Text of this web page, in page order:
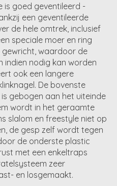
is goed geventileerd -
een geventileerde
de hele omtrek, inclusief
speciale moer en ring
waardoor de
indien nodig kan worden
ook een langere
De bovenste
gebogen aan het uiteinde
wordt in het geraamte
slalom en freestyle niet op
de gesp zelf wordt tegen
de onderste plastic
met een enkeltraps
zeer
en losgemaakt.